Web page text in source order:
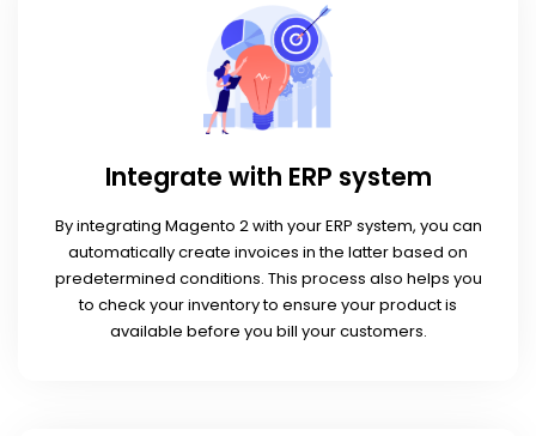
Integrate with ERP system
By integrating Magento 2 with your ERP system, you can
automatically create invoices in the latter based on
predetermined conditions. This process also helps you
to check your inventory to ensure your product is
available before you bill your customers.